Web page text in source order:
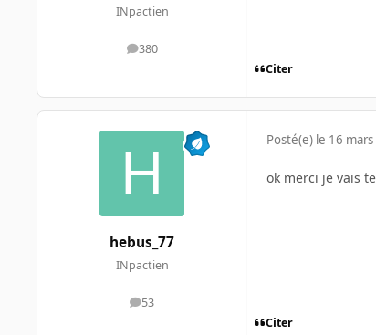
INpactien
380
messages
Citer
hebus_77
INpactien
53
messages
Posté(e) le 16
ok merci je vais
Citer